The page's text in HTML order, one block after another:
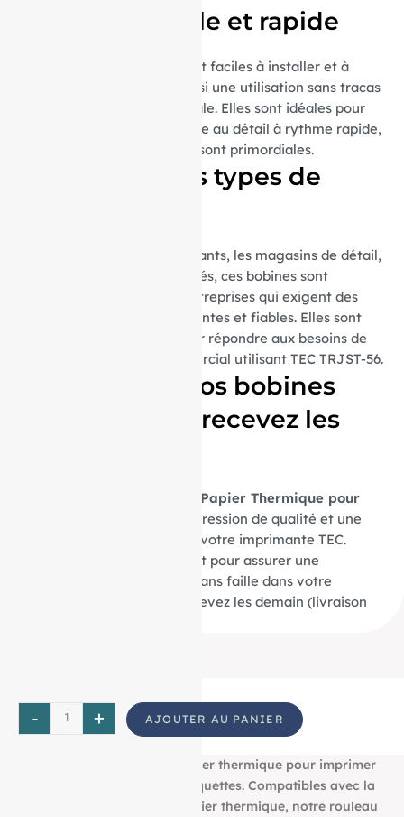
Utilisation facile et rapide
Ces bobines thermiques sont faciles à installer et à
remplacer, garantissant ainsi une utilisation sans tracas
et une maintenance minimale. Elles sont idéales pour
les environnements de vente au détail à rythme rapide,
où l’efficacité et la rapidité sont primordiales.
Idéal pour tous types de
Que ce soit pour les restaurants, les magasins de détail,
les supermarchés ou les cafés, ces bobines sont
parfaites pour toutes les entreprises qui exigent des
impressions de reçus fréquentes et fiables. Elles sont
spécialement adaptées pour répondre aux besoins de
tout environnement commercial utilisant TEC TRJST-56.
Commandez vos bobines
aujourd’hui et recevez les
20 Bobines Papier Thermique pour
pour une impression de qualité et une
compatibilité parfaite avec votre imprimante TEC.
Commandez dès maintenant pour assurer une
performance d’impression sans faille dans votre
activité commerciale et recevez les demain (livraison
- + AJOUTER AU PANIER
Découvrez notre bobine papier thermique pour imprimer
tous vos tickets, reçus, et étiquettes. Compatibles avec la
plupart des imprimantes papier thermique, notre rouleau